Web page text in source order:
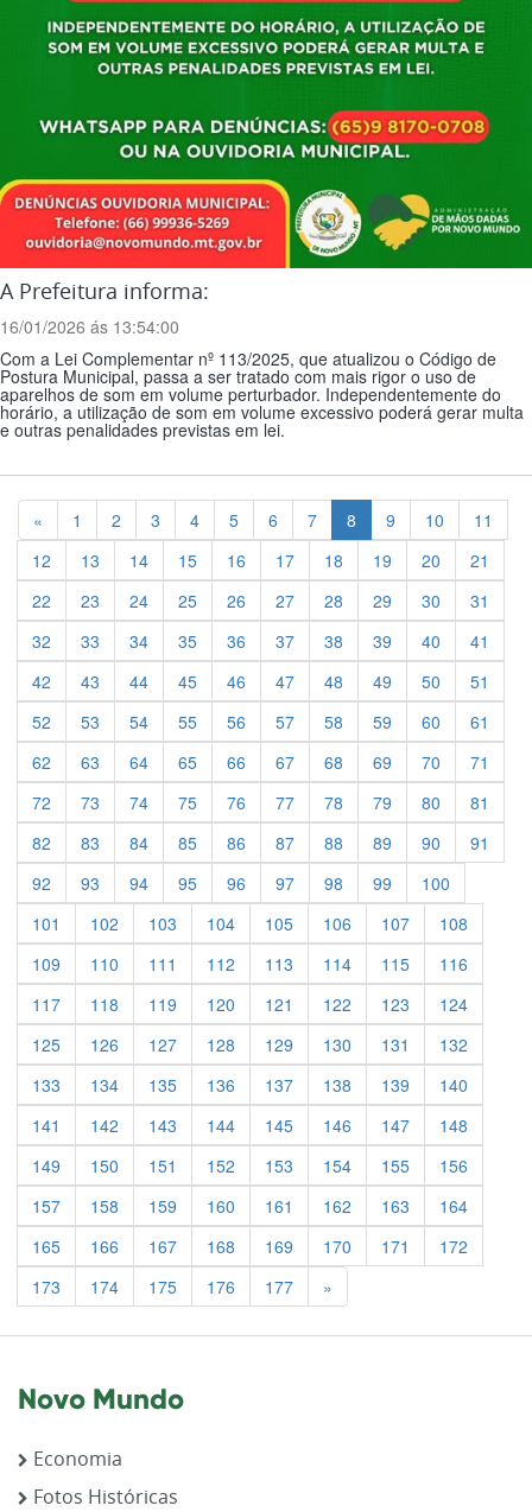
A Prefeitura informa:
16/01/2026 ás 13:54:00
Com a Lei Complementar nº 113/2025, que atualizou o Código de
Postura Municipal, passa a ser tratado com mais rigor o uso de
aparelhos de som em volume perturbador. Independentemente do
horário, a utilização de som em volume excessivo poderá gerar multa
e outras penalidades previstas em lei.
« Previous
1 2 3 4 5 6 7 8 9 10
11
12
13 14 15 16 17 18 19 20
21
22
23 24 25 26 27 28 29 30
31
32
33 34 35 36 37 38 39 40
41
42
43 44 45 46 47 48 49 50
51
52
53 54 55 56 57 58 59 60
61
62
63 64 65 66 67 68 69 70
71
72
73 74 75 76 77 78 79 80
81
82
83 84 85 86 87 88 89 90
91
92
93 94 95 96 97 98 99
100
101
102 103 104 105 106 107
108
109
110 111 112 113 114 115
116
117
118 119 120 121 122 123
124
125
126 127 128 129 130 131
132
133
134 135 136 137 138 139
140
141
142 143 144 145 146 147
148
149
150 151 152 153 154 155
156
157
158 159 160 161 162 163
164
165
166 167 168 169 170 171
172
173
174 175 176 177 »
Novo Mundo
Economia
Fotos Históricas